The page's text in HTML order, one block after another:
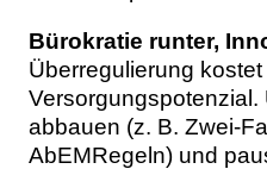
Bürokratie runter,
Überregulierung
Versorgungspotenzial.
abbauen (z. B. Zwei-
AbEMRegeln) und